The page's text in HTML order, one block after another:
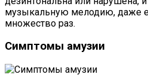
музыкальную мелодию, даже
множество раз.
Симптомы амузии